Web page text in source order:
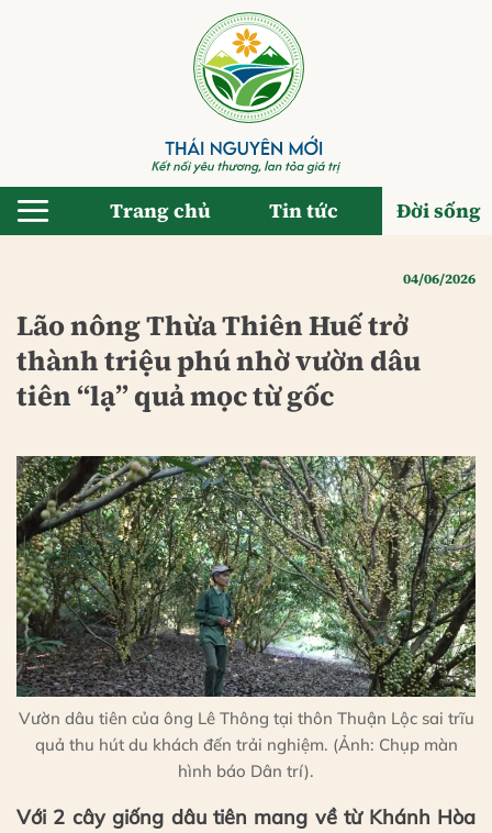
Trang chủ Tin tức Đời sống
04/06/2026
Lão nông Thừa Thiên Huế trở
thành triệu phú nhờ vườn dâu
tiên “lạ” quả mọc từ gốc
Vườn dâu tiên của ông Lê Thông tại thôn Thuận Lộc sai trĩu
quả thu hút du khách đến trải nghiệm. (Ảnh: Chụp màn
hình báo Dân trí).
Với 2 cây giống dâu tiên mang về từ Khánh Hòa